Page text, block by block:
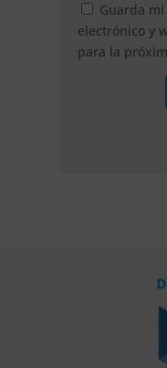
Guarda
electrónico y
para la